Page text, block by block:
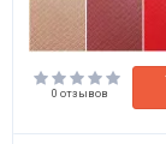
0 отзывов